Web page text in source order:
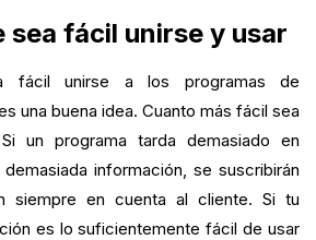
sea fácil unirse y usar
fácil unirse a los programas de
una buena idea. Cuanto más fácil sea
un programa tarda demasiado en
información, se suscribirán
siempre en cuenta al cliente. Si tu
es lo suficientemente fácil de usar